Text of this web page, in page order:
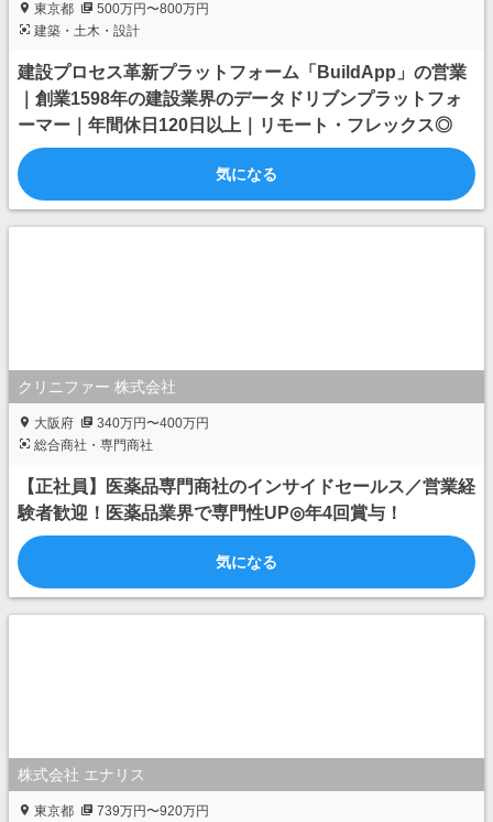
東京都
500万円〜800万円
建築・土木・設計
建設プロセス革新プラットフォーム「BuildApp」の営業
｜創業1598年の建設業界のデータドリブンプラットフォ
ーマー｜年間休日120日以上｜リモート・フレックス◎
気になる
クリニファー 株式会社
大阪府
340万円〜400万円
総合商社・専門商社
【正社員】医薬品専門商社のインサイドセールス／営業経
験者歓迎！医薬品業界で専門性UP◎年4回賞与！
気になる
株式会社 エナリス
東京都
739万円〜920万円